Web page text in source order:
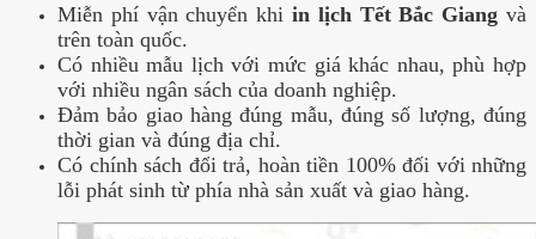
Miễn phí vận chuyển khi in lịch Tết Bắc Giang và
trên toàn quốc.
Có nhiều mẫu lịch với mức giá khác nhau, phù hợp
với nhiều ngân sách của doanh nghiệp.
Đảm bảo giao hàng đúng mẫu, đúng số lượng, đúng
thời gian và đúng địa chỉ.
Có chính sách đổi trả, hoàn tiền 100% đối với những
lỗi phát sinh từ phía nhà sản xuất và giao hàng.